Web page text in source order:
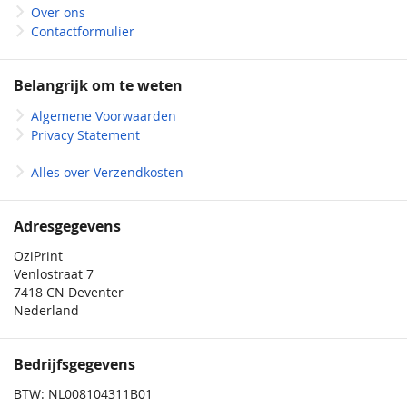
Limoen
Geel
Donkerblauw
Over ons
Contactformulier
Belangrijk om te weten
Algemene Voorwaarden
Privacy Statement
Alles over Verzendkosten
Adresgegevens
OziPrint
Venlostraat 7
7418 CN Deventer
Nederland
Bedrijfsgegevens
BTW: NL008104311B01